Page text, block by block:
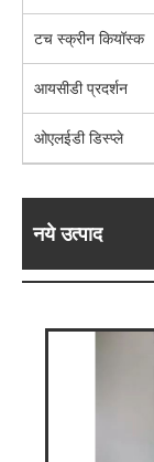
टच स्क्रीन कियॉस्क
आयसीडी प्रदर्शन
ओएलईडी डिस्प्ले
नये उत्पाद